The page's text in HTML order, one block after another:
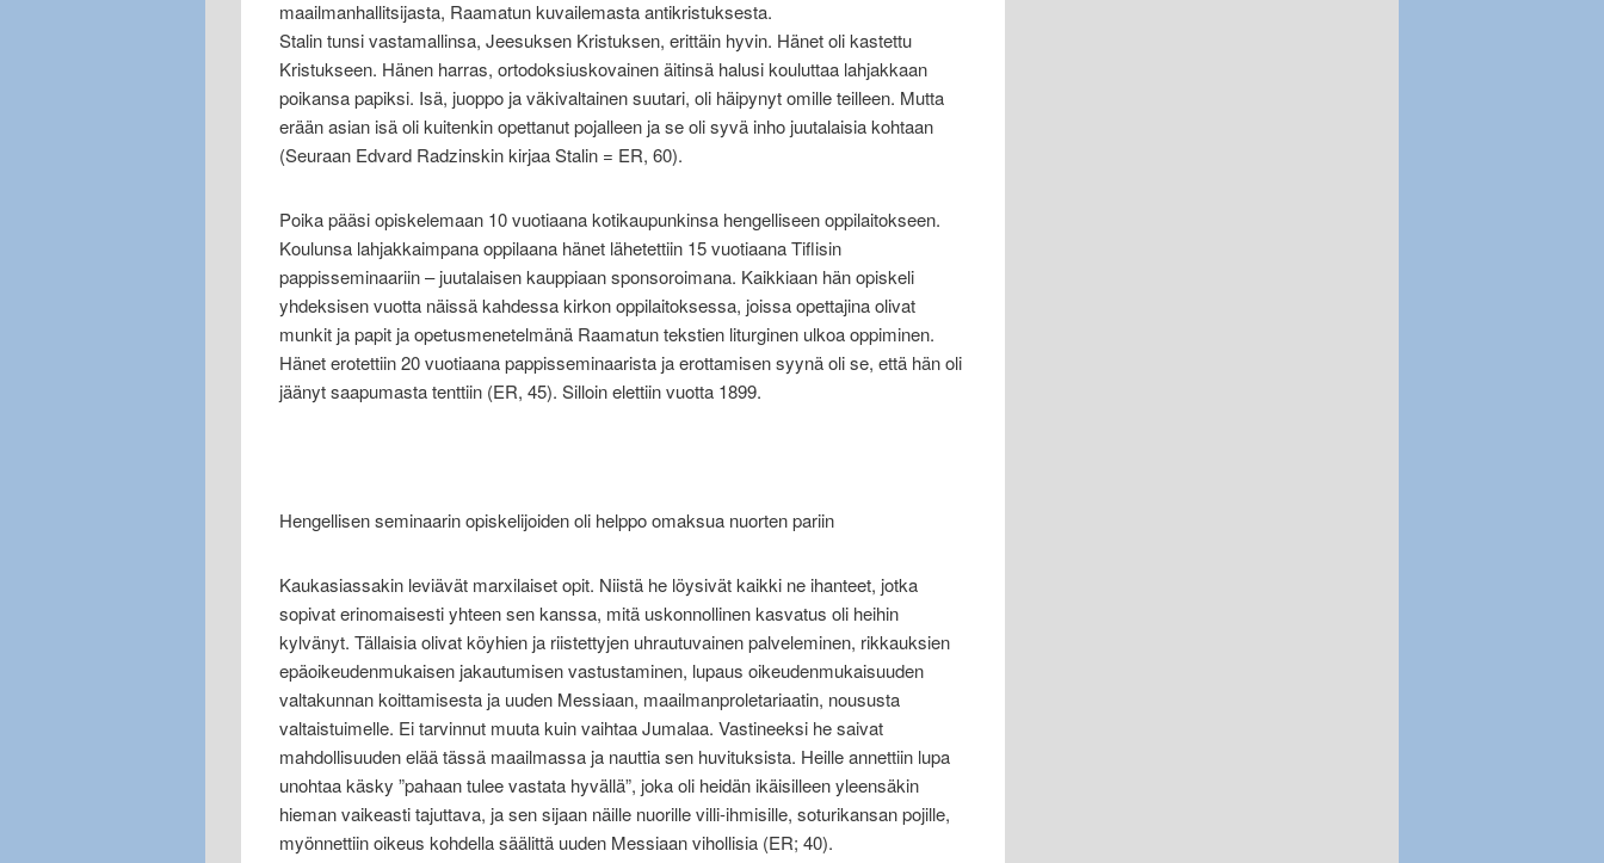
maailmanhallitsijasta, Raamatun kuvailemasta antikristuksesta.
Stalin tunsi vastamallinsa, Jeesuksen Kristuksen, erittäin hyvin. Hänet oli kastettu
Kristukseen. Hänen harras, ortodoksiuskovainen äitinsä halusi kouluttaa lahjakkaan
poikansa papiksi. Isä, juoppo ja väkivaltainen suutari, oli häipynyt omille teilleen. Mutta
erään asian isä oli kuitenkin opettanut pojalleen ja se oli syvä inho juutalaisia kohtaan
(Seuraan Edvard Radzinskin kirjaa Stalin = ER, 60).
Poika pääsi opiskelemaan 10 vuotiaana kotikaupunkinsa hengelliseen oppilaitokseen.
Koulunsa lahjakkaimpana oppilaana hänet lähetettiin 15 vuotiaana Tiflisin
pappisseminaariin – juutalaisen kauppiaan sponsoroimana. Kaikkiaan hän opiskeli
yhdeksisen vuotta näissä kahdessa kirkon oppilaitoksessa, joissa opettajina olivat
munkit ja papit ja opetusmenetelmänä Raamatun tekstien liturginen ulkoa oppiminen.
Hänet erotettiin 20 vuotiaana pappisseminaarista ja erottamisen syynä oli se, että hän oli
jäänyt saapumasta tenttiin (ER, 45). Silloin elettiin vuotta 1899.
Hengellisen seminaarin opiskelijoiden oli helppo omaksua nuorten pariin
Kaukasiassakin leviävät marxilaiset opit. Niistä he löysivät kaikki ne ihanteet, jotka
sopivat erinomaisesti yhteen sen kanssa, mitä uskonnollinen kasvatus oli heihin
kylvänyt. Tällaisia olivat köyhien ja riistettyjen uhrautuvainen palveleminen, rikkauksien
epäoikeudenmukaisen jakautumisen vastustaminen, lupaus oikeudenmukaisuuden
valtakunnan koittamisesta ja uuden Messiaan, maailmanproletariaatin, noususta
valtaistuimelle. Ei tarvinnut muuta kuin vaihtaa Jumalaa. Vastineeksi he saivat
mahdollisuuden elää tässä maailmassa ja nauttia sen huvituksista. Heille annettiin lupa
unohtaa käsky ”pahaan tulee vastata hyvällä”, joka oli heidän ikäisilleen yleensäkin
hieman vaikeasti tajuttava, ja sen sijaan näille nuorille villi-ihmisille, soturikansan pojille,
myönnettiin oikeus kohdella säälittä uuden Messiaan vihollisia (ER; 40).